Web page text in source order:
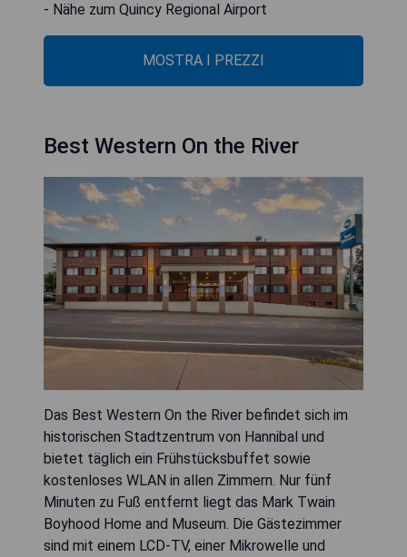
- Nähe zum Quincy Regional Airport
MOSTRA I PREZZI
Best Western On the River
Das Best Western On the River befindet sich im
historischen Stadtzentrum von Hannibal und
bietet täglich ein Frühstücksbuffet sowie
kostenloses WLAN in allen Zimmern. Nur fünf
Minuten zu Fuß entfernt liegt das Mark Twain
Boyhood Home and Museum. Die Gästezimmer
sind mit einem LCD-TV, einer Mikrowelle und